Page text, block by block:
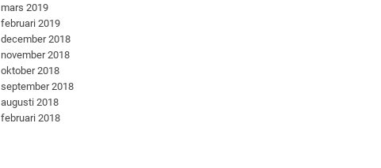
mars 2019
februari 2019
december 2018
november 2018
oktober 2018
september 2018
augusti 2018
februari 2018